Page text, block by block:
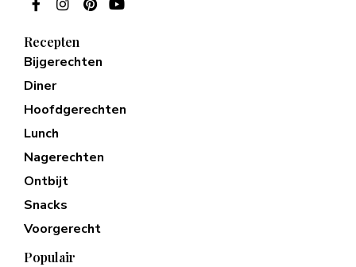
Recepten
Bijgerechten
Diner
Hoofdgerechten
Lunch
Nagerechten
Ontbijt
Snacks
Voorgerecht
Populair